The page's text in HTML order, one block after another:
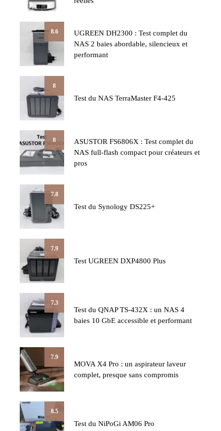
8.6
UGREEN DH2300 : Test complet du
NAS 2 baies abordable, silencieux et
performant
8
Test du NAS TerraMaster F4-425
8
ASUSTOR FS6806X : Test complet du
NAS full-flash compact pour créateurs et
pros
7.8
Test du Synology DS225+
7.9
Test UGREEN DXP4800 Plus
7.3
Test du QNAP TS-432X : un NAS 4
baies 10 GbE accessible et performant
7.9
MOVA X4 Pro : un aspirateur laveur
complet, presque sans compromis
8.5
Test du NiPoGi AM06 Pro